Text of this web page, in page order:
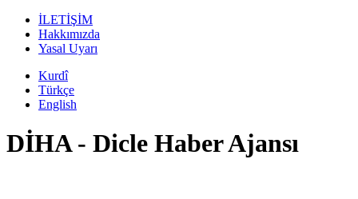
İLETİŞİM
Hakkımızda
Yasal Uyarı
Kurdî
Türkçe
English
DİHA - Dicle Haber Ajansı